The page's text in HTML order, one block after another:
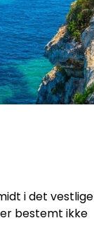
i det vestlige
bestemt ikke